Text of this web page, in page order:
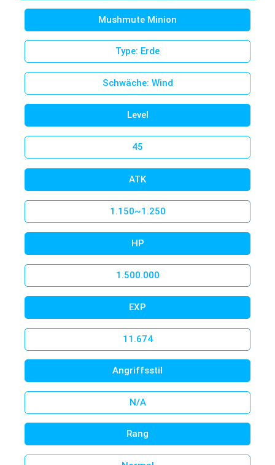
Mushmute Minion
Type: Erde
Schwäche: Wind
Level
45
ATK
1.150~1.250
HP
1.500.000
EXP
11.674
Angriffsstil
N/A
Rang